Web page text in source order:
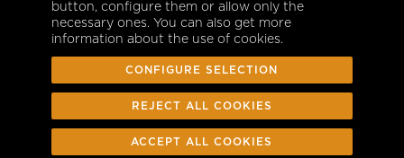
Suivez-nous sur:
button, configure them or allow only the
necessary ones. You can also get more
information about the use of cookies.
CONFIGURE SELECTION
REJECT ALL COOKIES
ACCEPT ALL COOKIES